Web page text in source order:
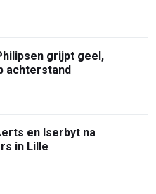
grijpt geel,
achterstand
en Iserbyt na
in Lille